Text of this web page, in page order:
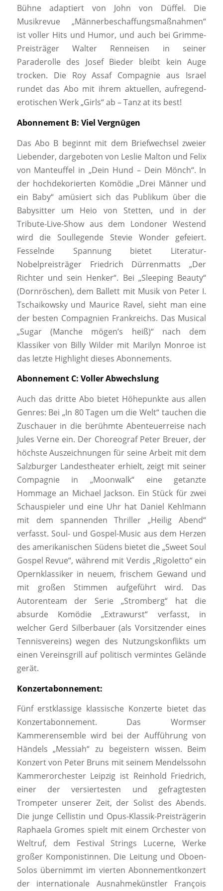
Bühne adaptiert von John von Düffel. Die
Musikrevue „Männerbeschaffungsmaßnahmen“
ist voller Hits und Humor, und auch bei Grimme-
Preisträger Walter Renneisen in seiner
Paraderolle des Josef Bieder bleibt kein Auge
trocken. Die Roy Assaf Compagnie aus Israel
rundet das Abo mit ihrem aktuellen, aufregend-
erotischen Werk „Girls“ ab – Tanz at its best!
Abonnement B: Viel Vergnügen
Das Abo B beginnt mit dem Briefwechsel zweier
Liebender, dargeboten von Leslie Malton und Felix
von Manteuffel in „Dein Hund – Dein Mönch“. In
der hochdekorierten Komödie „Drei Männer und
ein Baby“ amüsiert sich das Publikum über die
Babysitter um Heio von Stetten, und in der
Tribute-Live-Show aus dem Londoner Westend
wird die Soullegende Stevie Wonder gefeiert.
Fesselnde Spannung bietet Literatur-
Nobelpreisträger Friedrich Dürrenmatts „Der
Richter und sein Henker“. Bei „Sleeping Beauty“
(Dornröschen), dem Ballett mit Musik von Peter I.
Tschaikowsky und Maurice Ravel, sieht man eine
der besten Compagnien Frankreichs. Das Musical
„Sugar (Manche mögen’s heiß)“ nach dem
Klassiker von Billy Wilder mit Marilyn Monroe ist
das letzte Highlight dieses Abonnements.
Abonnement C: Voller Abwechslung
Auch das dritte Abo bietet Höhepunkte aus allen
Genres: Bei „In 80 Tagen um die Welt“ tauchen die
Zuschauer in die berühmte Abenteuerreise nach
Jules Verne ein. Der Choreograf Peter Breuer, der
höchste Auszeichnungen für seine Arbeit mit dem
Salzburger Landestheater erhielt, zeigt mit seiner
Compagnie in „Moonwalk“ eine getanzte
Hommage an Michael Jackson. Ein Stück für zwei
Schauspieler und eine Uhr hat Daniel Kehlmann
mit dem spannenden Thriller „Heilig Abend“
verfasst. Soul- und Gospel-Music aus dem Herzen
des amerikanischen Südens bietet die „Sweet Soul
Gospel Revue“, während mit Verdis „Rigoletto“ ein
Opernklassiker in neuem, frischem Gewand und
mit großen Stimmen aufgeführt wird. Das
Autorenteam der Serie „Stromberg“ hat die
absurde Komödie „Extrawurst“ verfasst, in
welcher Gerd Silberbauer (als Vorsitzender eines
Tennisvereins) wegen des Nutzungskonflikts um
einen Vereinsgrill auf politisch vermintes Gelände
gerät.
Konzertabonnement:
Fünf erstklassige klassische Konzerte bietet das
Konzertabonnement. Das Wormser
Kammerensemble wird bei der Aufführung von
Händels „Messiah“ zu begeistern wissen. Beim
Konzert von Peter Bruns mit seinem Mendelssohn
Kammerorchester Leipzig ist Reinhold Friedrich,
einer der versiertesten und gefragtesten
Trompeter unserer Zeit, der Solist des Abends.
Die junge Cellistin und Opus-Klassik-Preisträgerin
Raphaela Gromes spielt mit einem Orchester von
Weltruf, dem Festival Strings Lucerne, Werke
großer Komponistinnen. Die Leitung und Oboen-
Solos übernimmt im vierten Abonnementkonzert
der internationale Ausnahmekünstler François